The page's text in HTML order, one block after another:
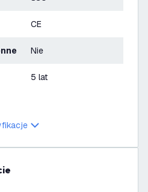
CE
Nie
5 lat